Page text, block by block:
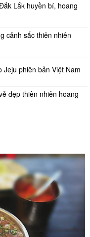
Lắk huyền bí, hoang
cảnh sắc thiên nhiên
phiên bản Việt Nam
đẹp thiên nhiên hoang